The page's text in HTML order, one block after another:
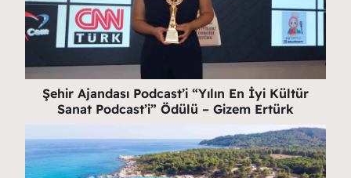
Şehir Ajandası Podcast’i “Yılın En İyi Kültür
Sanat Podcast’i” Ödülü – Gizem Ertürk